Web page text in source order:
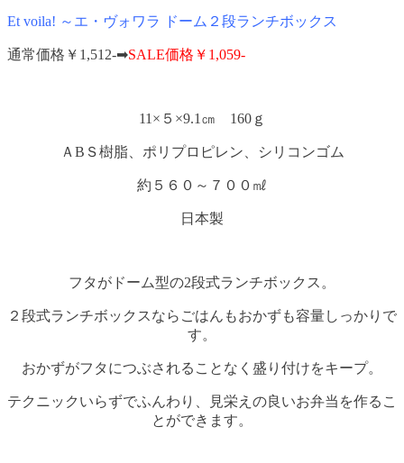
Et voila! ～エ・ヴォワラ ドーム２段ランチボックス
通常価格￥1,512-➡SALE価格￥1,059-
11×５×9.1㎝ 160ｇ
ＡBＳ樹脂、ポリプロピレン、シリコンゴム
約５６０～７００㎖
日本製
フタがドーム型の2段式ランチボックス。
２段式ランチボックスならごはんもおかずも容量しっかりで
す。
おかずがフタにつぶされることなく盛り付けをキープ。
テクニックいらずでふんわり、見栄えの良いお弁当を作るこ
とができます。